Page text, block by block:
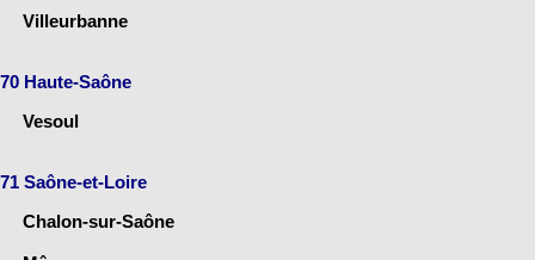
Villeurbanne
70 Haute-Saône
Vesoul
71 Saône-et-Loire
Chalon-sur-Saône